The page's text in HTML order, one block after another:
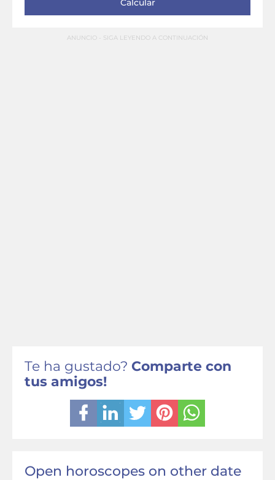
ANUNCIO - SIGA LEYENDO A CONTINUACIÓN
Te ha gustado? Comparte con
tus amigos!
Open horoscopes on other date